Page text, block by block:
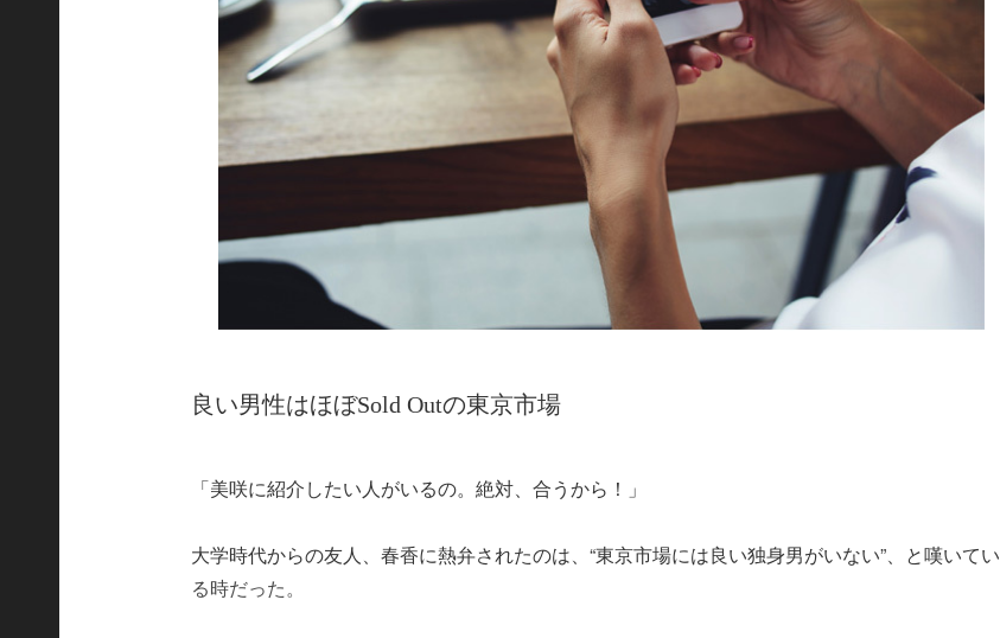
良い男性はほぼSold Outの東京市場
「美咲に紹介したい人がいるの。絶対、合うから！」
大学時代からの友人、春香に熱弁されたのは、“東京市場には良い独身男がいない”、と嘆いてい
る時だった。